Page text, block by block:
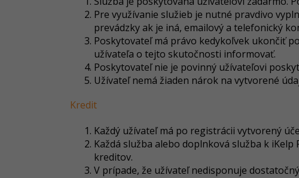
Pre využívanie služieb je nutné pravdivo
prevádzky ak je iná, emailový a telefonický
Poskytovateľ má právo kedykoľvek ukončiť
užívateľa o tejto skutočnosti informovať.
Poskytovateľ nie je povinný užívateľovi
Užívateľ nemá žiaden nárok na vytvorené
Kredit
Každý užívateľ má po registrácii vytvorený
Každá služba alebo doplnková služba k
kreditov.
V prípade, že užívateľ nedisponuje